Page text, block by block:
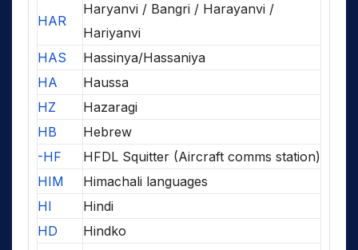
HAR
Haryanvi / Bangri / Harayanvi /
Hariyanvi
HAS
Hassinya/Hassaniya
HA
Haussa
HZ
Hazaragi
HB
Hebrew
-HF
HFDL Squitter (Aircraft comms station)
HIM
Himachali languages
HI
Hindi
HD
Hindko